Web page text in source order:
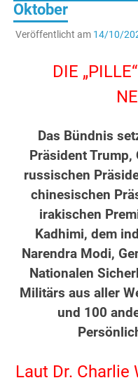
Oktober
Veröffentlicht am 14/10/
DIE
Das Bündnis
Präsident Trump,
russischen
chinesischen
irakischen
Kadhimi, dem
Narendra Modi,
Nationalen
Militärs aus aller
und 100
Laut Dr. Charlie